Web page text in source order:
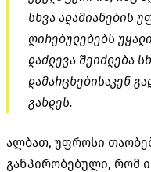
სხვა ადამიანების
ღირებულებებს
დაძლევა შეიძლება
დამარცხებისაკენ
გახდეს.
ალბათ, უფროსი
განპირობებული, რომ